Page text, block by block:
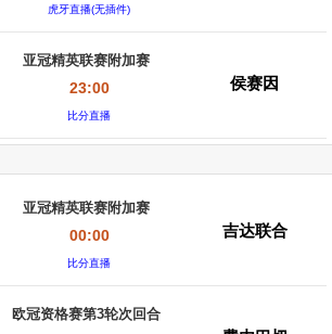
虎牙直播(无插件)
亚冠精英联赛附加赛
23:00
比分直播
侯赛因
亚冠精英联赛附加赛
00:00
比分直播
吉达联合
欧冠资格赛第3轮次回合